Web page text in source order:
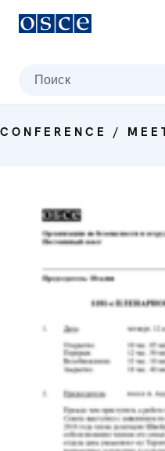
Поиск
CONFERENCE /